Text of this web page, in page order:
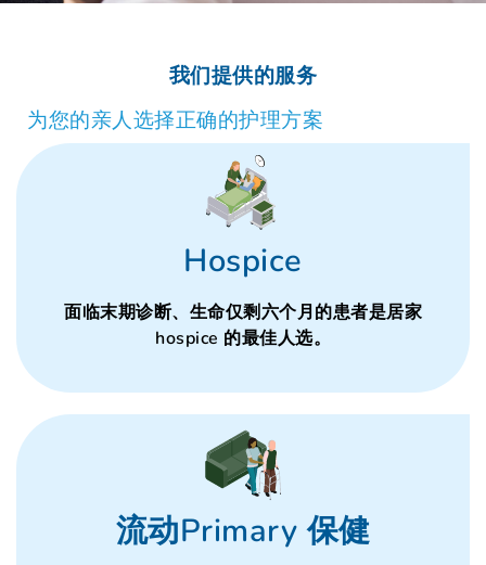
我们提供的服务
为您的亲人选择正确的护理方案
Hospice
面临末期诊断、生命仅剩六个月的患者是居家
hospice 的最佳人选。
流动Primary 保健